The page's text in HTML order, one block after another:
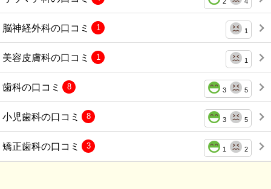
脳神経外科の口コミ 1
1
美容皮膚科の口コミ 1
1
歯科の口コミ 3 5
8
小児歯科の口コミ 3 5
8
矯正歯科の口コミ 1 2
3